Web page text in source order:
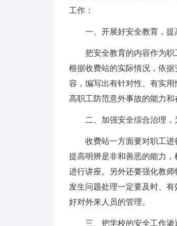
工作：
一、开展好安全教育，提
把安全教育的内容作为
根据收费站的实际情况，依
容，编写出有针对性、有实
高职工防范意外事故的能力和
二、加强安全综合治理
收费站一方面要对职工进
提高明辨是非和善恶的能力
进行讲座。另外还要强化教
发生问题处理一定要及时、
好对外来人员的管理。
三、把学校的安全工作渗